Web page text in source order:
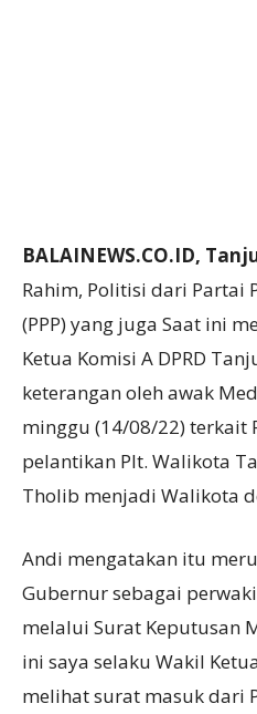
BALAINEWS.CO.ID,
Rahim, Politisi dari Partai
(PPP) yang juga Saat ini
Ketua Komisi A DPRD
keterangan oleh awak
minggu (14/08/22) terkait
pelantikan Plt. Walikota
Tholib menjadi Walikota
Andi mengatakan itu
Gubernur sebagai
melalui Surat Keputusan
ini saya selaku Wakil
melihat surat masuk dari